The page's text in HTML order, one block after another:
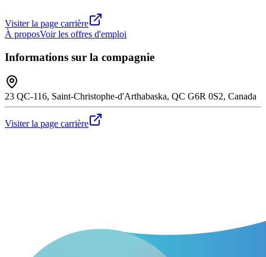
Visiter la page carrière
À proposVoir les offres d'emploi
Informations sur la compagnie
23 QC-116, Saint-Christophe-d'Arthabaska, QC G6R 0S2, Canada
Visiter la page carrière